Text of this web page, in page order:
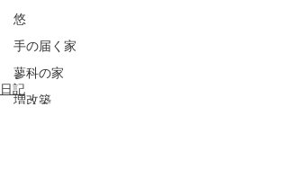
悠
手の届く家
蓼科の家
増改築
日記